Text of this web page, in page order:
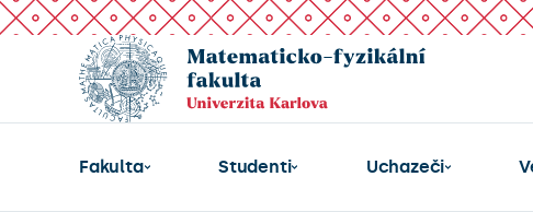
Fakulta Studenti Uchazeči